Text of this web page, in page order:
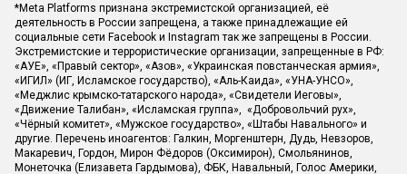
*Meta Platforms признана экстремистской организацией, её
деятельность в России запрещена, а также принадлежащие ей
социальные сети Facebook и Instagram так же запрещены в России.
Экстремистские и террористические организации, запрещенные в РФ:
«АУЕ», «Правый сектор», «Азов», «Украинская повстанческая армия»,
«ИГИЛ» (ИГ, Исламское государство), «Аль-Каида», «УНА-УНСО»,
«Меджлис крымско-татарского народа», «Свидетели Иеговы»,
«Движение Талибан», «Исламская группа», «Добровольчий рух»,
«Чёрный комитет», «Мужское государство», «Штабы Навального» и
другие. Перечень иноагентов: Галкин, Моргенштерн, Дудь, Невзоров,
Макаревич, Гордон, Мирон Фёдоров (Оксимирон), Смольянинов,
Монеточка (Елизавета Гардымова), ФБК, Навальный, Голос Америки,